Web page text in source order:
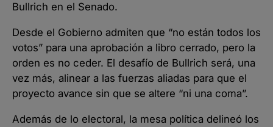
Bullrich en el Senado.
Desde el Gobierno admiten que “no están todos los
votos” para una aprobación a libro cerrado, pero la
orden es no ceder. El desafío de Bullrich será, una
vez más, alinear a las fuerzas aliadas para que el
proyecto avance sin que se altere “ni una coma”.
Además de lo electoral, la mesa política delineó los